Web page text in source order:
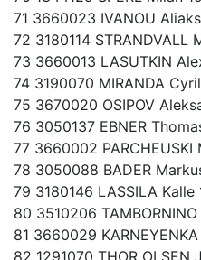
71 3660023 IVANOU
72 3180114 STRANDVALL
73 3660013 LASUTKIN
74 3190070 MIRANDA
75 3670020 OSIPOV
76 3050137 EBNER
77 3660002
78 3050088 BADER
79 3180146 LASSILA
80 3510206
81 3660029
82 1291070 THOR OLSEN